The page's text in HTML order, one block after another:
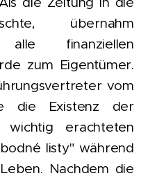
übernahm
alle finanziellen
zum Eigentümer.
vom
die Existenz der
wichtig erachteten
listy" während
Nachdem die